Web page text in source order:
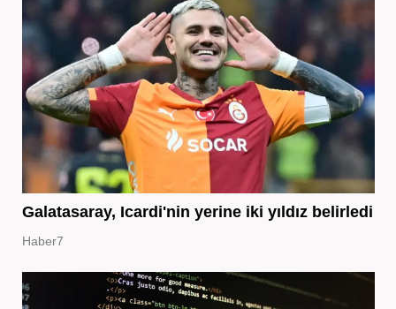
Galatasaray, Icardi'nin yerine iki yıldız belirledi
Haber7